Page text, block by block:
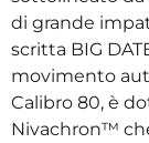
di grande
scritta BIG
movimento
Calibro 80, è
Nivachron™